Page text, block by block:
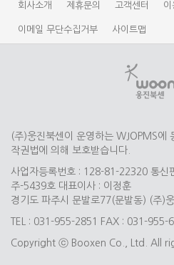
회사소개 제휴문의 고객센터 이
이메일 무단수집거부 사이트맵
(주)웅진북센이 운영하는 WJOPMS에
작권법에 의해 보호받습니다.
사업자등록번호 : 128-81-22320 통신
주-5439호 대표이사 : 이정훈
경기도 파주시 문발로77(문발동) (주)
TEL : 031-955-2851 FAX : 031-955-
Copyright ⓒ Booxen Co., Ltd. All